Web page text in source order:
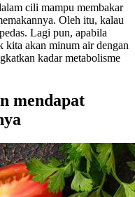
cili mampu membakar
Oleh itu, kalau
Lagi pun, apabila
kita akan minum air dengan
kadar metabolisme
mendapat